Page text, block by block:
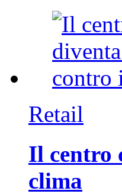
Retail
Il centro
clima